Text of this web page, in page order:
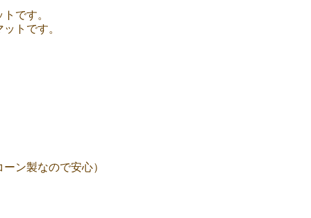
です。
トです。
ン製なので安心）